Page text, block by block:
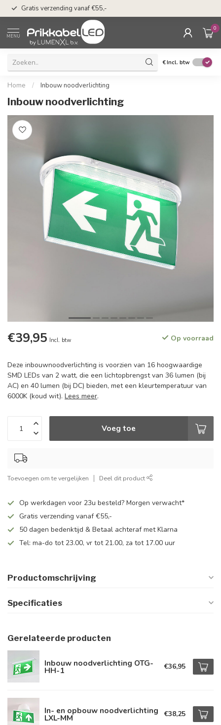
Gratis verzending vanaf €55,-
MENU
0
€Incl. btw
Home / Inbouw noodverlichting
Inbouw noodverlichting
€39,95 Incl. btw Op voorraad
Deze inbouwnoodverlichting is voorzien van 16 hoogwaardige
SMD LEDs van 2 watt, die een lichtopbrengst van 36 lumen (bij
AC) en 40 lumen (bij DC) bieden, met een kleurtemperatuur van
6000K (koud wit). Lees meer.
Voeg toe
Toevoegen om te vergelijken Deel dit product
Op werkdagen voor 23u besteld? Morgen verwacht*
Gratis verzending vanaf €55,-
50 dagen bedenktijd & Betaal achteraf met Klarna
Tel: ma-do tot 23.00, vr tot 21.00, za tot 17.00 uur
Productomschrijving
Specificaties
Gerelateerde producten
Inbouw noodverlichting OTG-
HH-1 €36,95
In- en opbouw noodverlichting
LXL-MM €38,25